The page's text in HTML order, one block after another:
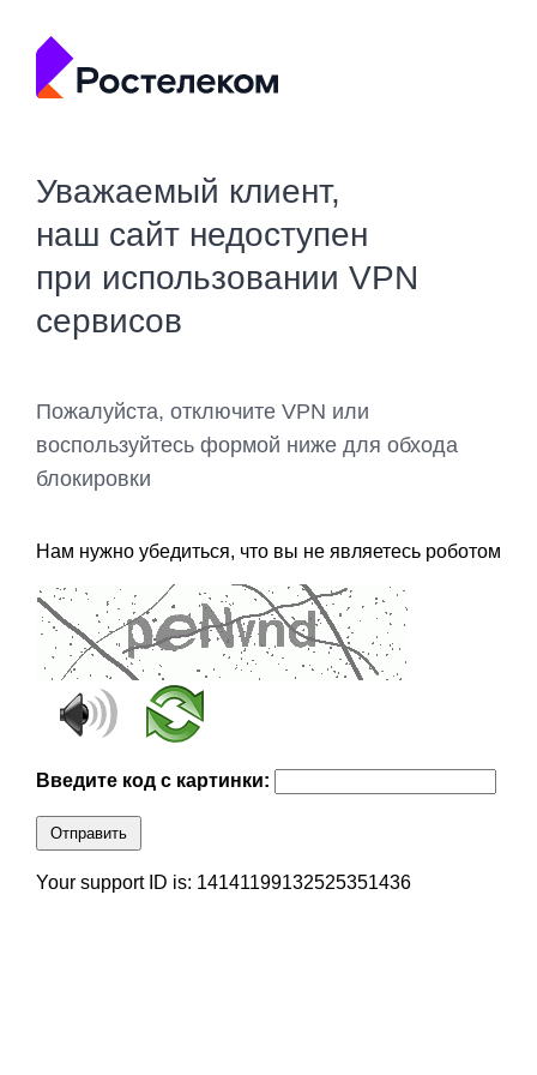
Уважаемый клиент,
наш сайт недоступен
при использовании VPN
сервисов
Пожалуйста, отключите VPN или
воспользуйтесь формой ниже для обхода
блокировки
Нам нужно убедиться, что вы не являетесь роботом
Введите код с картинки:
Отправить
Your support ID is: 14141199132525351436